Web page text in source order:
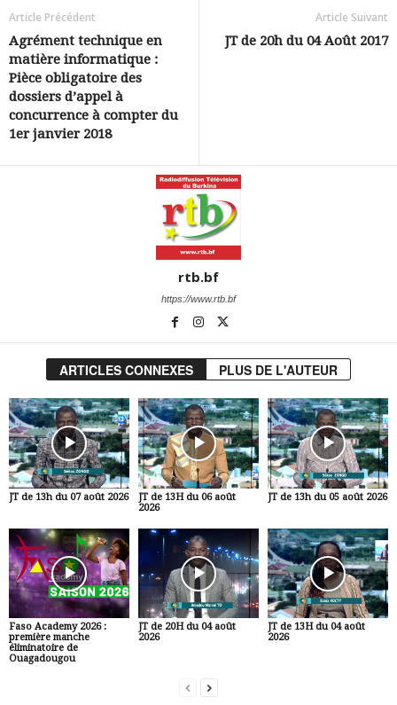
Article Précédent
Agrément technique en
matière informatique :
Pièce obligatoire des
dossiers d’appel à
concurrence à compter du
1er janvier 2018
Article Suivant
JT de 20h du 04 Août 2017
rtb.bf
https://www.rtb.bf
ARTICLES CONNEXES PLUS DE L'AUTEUR
JT de 13h du 07 août 2026
JT de 13H du 06 août
2026
JT de 13h du 05 août 2026
Faso Academy 2026 :
première manche
éliminatoire de
Ouagadougou
JT de 20H du 04 août
2026
JT de 13H du 04 août
2026